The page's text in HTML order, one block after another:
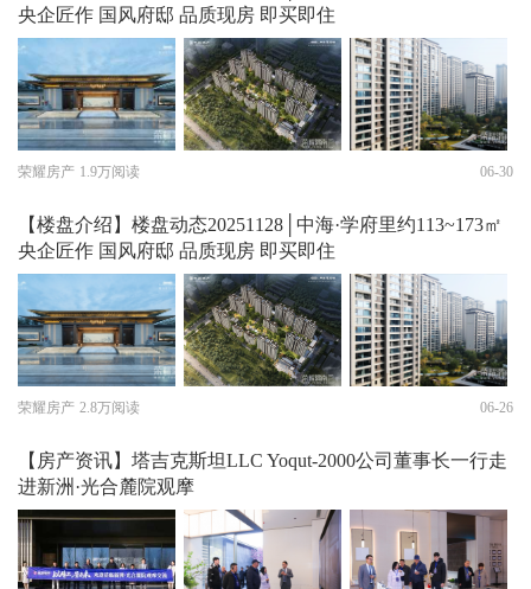
央企匠作 国风府邸 品质现房 即买即住
荣耀房产 1.9万阅读 06-30
【楼盘介绍】楼盘动态20251128│中海·学府里约113~173㎡
央企匠作 国风府邸 品质现房 即买即住
荣耀房产 2.8万阅读 06-26
【房产资讯】塔吉克斯坦LLC Yoqut-2000公司董事长一行走
进新洲·光合麓院观摩